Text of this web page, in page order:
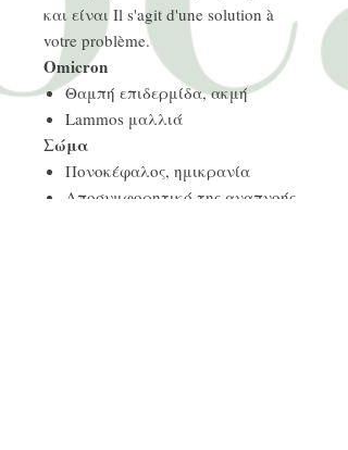
και είναι Il s'agit d'une solution à
votre problème.
Omicron
Θαμπή επιδερμίδα, ακμή
Lammos μαλλιά
Σώμα
Πονοκέφαλος, ημικρανία
Αποσυμφορητικό της αναπνοής